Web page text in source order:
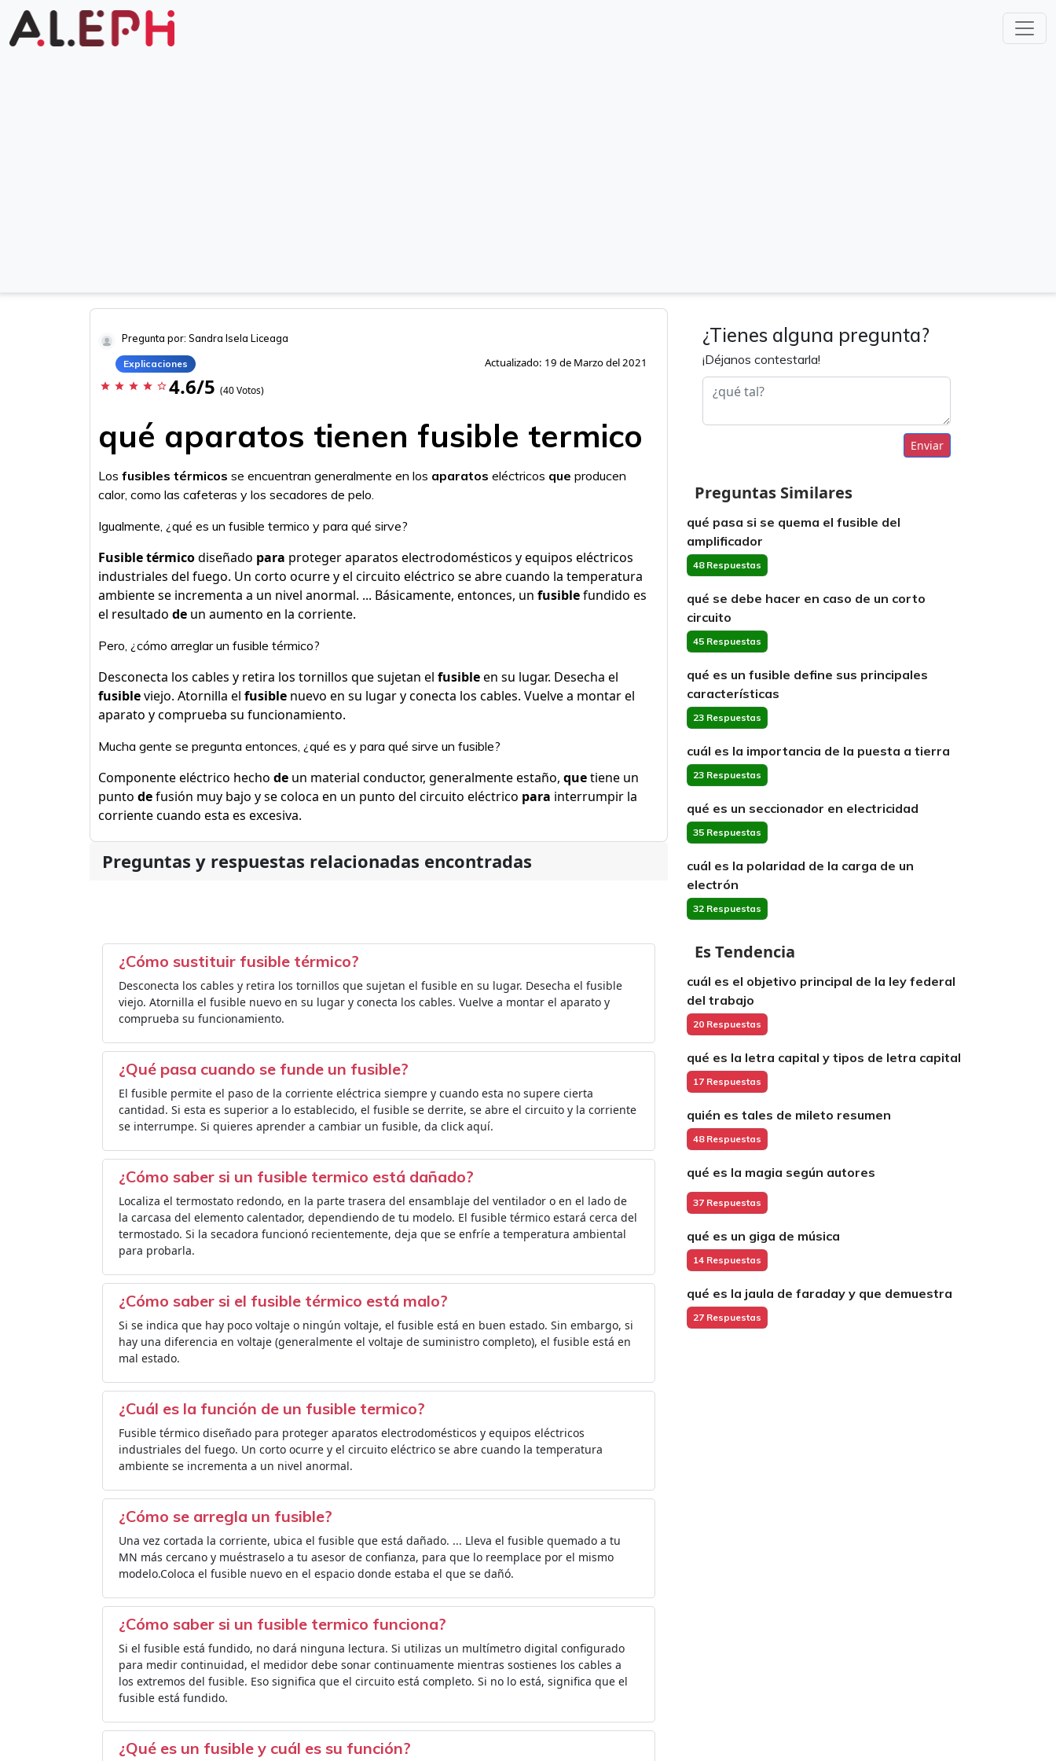
Pregunta por: Sandra Isela Liceaga
Explicaciones Actualizado: 19 de Marzo del 2021
star star star star star_border 4.6/5 (40 Votos)
qué aparatos tienen fusible termico
Los fusibles térmicos se encuentran generalmente en los aparatos eléctricos que producen
calor, como las cafeteras y los secadores de pelo.
Igualmente, ¿qué es un fusible termico y para qué sirve?
Fusible térmicodiseñado para proteger aparatos electrodomésticos y equipos eléctricos
industriales del fuego. Un corto ocurre y el circuito eléctrico se abre cuando la temperatura
ambiente se incrementa a un nivel anormal. ... Básicamente, entonces, un fusiblefundido es
el resultado de un aumento en la corriente.
Pero, ¿cómo arreglar un fusible térmico?
Desconecta los cables y retira los tornillos que sujetan el fusibleen su lugar. Desecha el
fusibleviejo. Atornilla el fusible nuevo en su lugar y conecta los cables. Vuelve a montar el
aparato y comprueba su funcionamiento.
Mucha gente se pregunta entonces, ¿qué es y para qué sirve un fusible?
Componente eléctrico hecho de un material conductor, generalmente estaño, quetiene un
punto defusión muy bajo y se coloca en un punto del circuito eléctrico para interrumpir la
corriente cuando esta es excesiva.
Preguntas y respuestas relacionadas encontradas
¿Cómo sustituir fusible térmico?
Desconecta los cables y retira los tornillos que sujetan el fusible en su lugar. Desecha el fusible
viejo. Atornilla el fusible nuevo en su lugar y conecta los cables. Vuelve a montar el aparato y
comprueba su funcionamiento.
¿Qué pasa cuando se funde un fusible?
El fusible permite el paso de la corriente eléctrica siempre y cuando esta no supere cierta
cantidad. Si esta es superior a lo establecido, el fusible se derrite, se abre el circuito y la corriente
se interrumpe. Si quieres aprender a cambiar un fusible, da click aquí.
¿Cómo saber si un fusible termico está dañado?
Localiza el termostato redondo, en la parte trasera del ensamblaje del ventilador o en el lado de
la carcasa del elemento calentador, dependiendo de tu modelo. El fusible térmico estará cerca del
termostado. Si la secadora funcionó recientemente, deja que se enfríe a temperatura ambiental
para probarla.
¿Cómo saber si el fusible térmico está malo?
Si se indica que hay poco voltaje o ningún voltaje, el fusible está en buen estado. Sin embargo, si
hay una diferencia en voltaje (generalmente el voltaje de suministro completo), el fusible está en
mal estado.
¿Cuál es la función de un fusible termico?
Fusible térmico diseñado para proteger aparatos electrodomésticos y equipos eléctricos
industriales del fuego. Un corto ocurre y el circuito eléctrico se abre cuando la temperatura
ambiente se incrementa a un nivel anormal.
¿Cómo se arregla un fusible?
Una vez cortada la corriente, ubica el fusible que está dañado. ... Lleva el fusible quemado a tu
MN más cercano y muéstraselo a tu asesor de confianza, para que lo reemplace por el mismo
modelo.Coloca el fusible nuevo en el espacio donde estaba el que se dañó.
¿Cómo saber si un fusible termico funciona?
Si el fusible está fundido, no dará ninguna lectura. Si utilizas un multímetro digital configurado
para medir continuidad, el medidor debe sonar continuamente mientras sostienes los cables a
los extremos del fusible. Eso significa que el circuito está completo. Si no lo está, significa que el
fusible está fundido.
¿Qué es un fusible y cuál es su función?
¿Tienes alguna pregunta?
¡Déjanos contestarla!
Enviar
Preguntas Similares
qué pasa si se quema el fusible del
amplificador
48 Respuestas
qué se debe hacer en caso de un corto
circuito
45 Respuestas
qué es un fusible define sus principales
características
23 Respuestas
cuál es la importancia de la puesta a tierra
23 Respuestas
qué es un seccionador en electricidad
35 Respuestas
cuál es la polaridad de la carga de un
electrón
32 Respuestas
Es Tendencia
cuál es el objetivo principal de la ley federal
del trabajo
20 Respuestas
qué es la letra capital y tipos de letra capital
17 Respuestas
quién es tales de mileto resumen
48 Respuestas
qué es la magia según autores
37 Respuestas
qué es un giga de música
14 Respuestas
qué es la jaula de faraday y que demuestra
27 Respuestas